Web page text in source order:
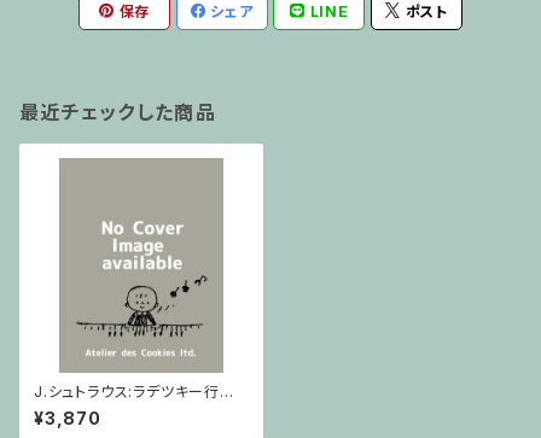
保存 シェア LINE ポスト
最近チェックした商品
J.シュトラウス:ラデツキー行進
曲(Strauss edition) / フルス
コア
¥3,870